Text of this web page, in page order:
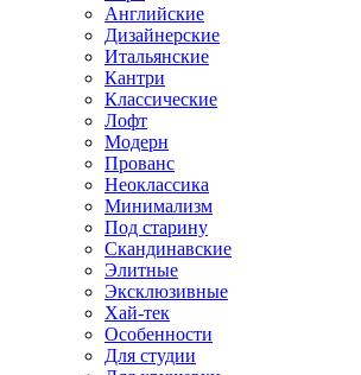
Английские
Дизайнерские
Итальянские
Кантри
Классические
Лофт
Модерн
Прованс
Неоклассика
Минимализм
Под старину
Скандинавские
Элитные
Эксклюзивные
Хай-тек
Особенности
Для студии